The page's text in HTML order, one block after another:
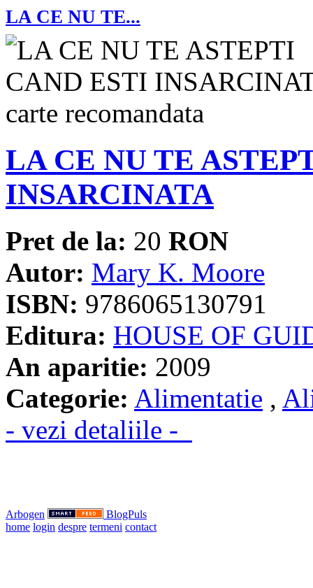
LA CE NU TE...
LA CE NU TE
INSARCINATA
Pret de la: 20 RON
Autor: Mary K. Moore
ISBN: 9786065130791
Editura: HOUSE OF
An aparitie: 2009
Categorie: Alimentatie ,
- vezi detaliile -
Arbogen
BlogPuls
home login despre termeni contact